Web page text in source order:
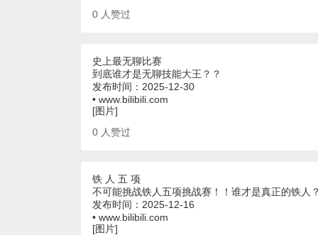
0 人赞过
史上最无聊比赛
到底谁才是无聊技能大王？？
发布时间：2025-12-30
• www.bilibili.com
[图片]
0 人赞过
铁 人 五 项
不可能挑战铁人五项挑战赛！！谁才是真正的铁人
发布时间：2025-12-16
• www.bilibili.com
[图片]